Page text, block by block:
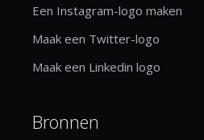
Een Instagram-logo maken
Maak een Twitter-logo
Maak een Linkedin logo
Bronnen